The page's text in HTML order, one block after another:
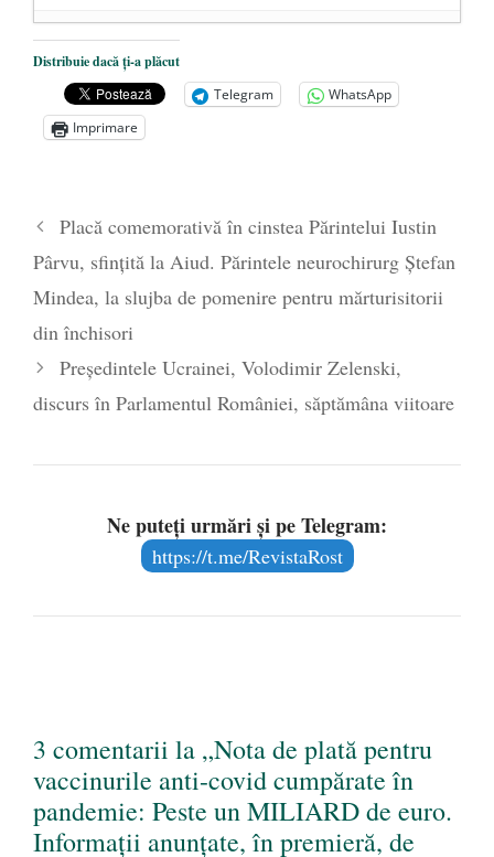
Dezvăluiri cutremurătoare despre
președintele Ucrainei, Volodymyr
Zelensky
- 13 mai 2026
Statul care servește Națiunea
poetului Octavian Goga, înlăturat din Iași
- 16 aprilie 2026
Distribuie dacă ți-a plăcut
Telegram
WhatsApp
Imprimare
Placă comemorativă în cinstea Părintelui Iustin
Pârvu, sfințită la Aiud. Părintele neurochirurg Ștefan
Mindea, la slujba de pomenire pentru mărturisitorii
din închisori
Președintele Ucrainei, Volodimir Zelenski,
discurs în Parlamentul României, săptămâna viitoare
Ne puteți urmări și pe Telegram:
https://t.me/RevistaRost
3 comentarii la „Nota de plată pentru
vaccinurile anti-covid cumpărate în
pandemie: Peste un MILIARD de euro.
Informații anunțate, în premieră, de